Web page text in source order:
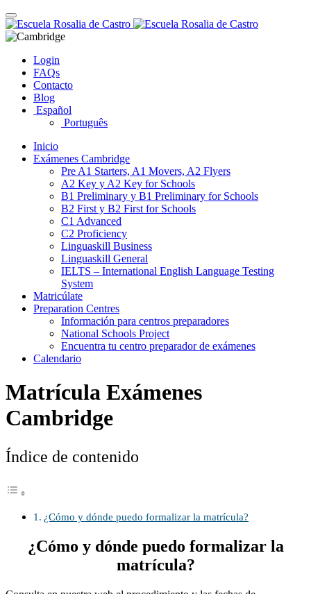
Skip
to
content
Toggle
navigation
Login
FAQs
Contacto
Blog
Español
Português
Inicio
Exámenes Cambridge
Pre A1 Starters, A1 Movers, A2 Flyers
A2 Key y A2 Key for Schools
B1 Preliminary y B1 Preliminary for Schools
B2 First y B2 First for Schools
C1 Advanced
C2 Proficiency
Linguaskill Business
Linguaskill General
IELTS – International English Language Testing
System
Matricúlate
Preparation Centres
Información para centros preparadores
National Schools Project
Encuentra tu centro preparador de exámenes
Calendario
Matrícula Exámenes
Cambridge
Índice de contenido
¿Cómo y dónde puedo formalizar la matrícula?
¿Cómo y dónde puedo formalizar la
matrícula?